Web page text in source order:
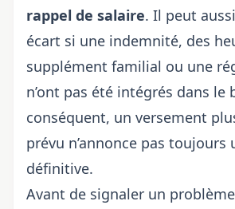
rappel de salaire. Il peut
écart si une indemnité, des
supplément familial ou une
n’ont pas été intégrés dans le
conséquent, un versement
prévu n’annonce pas toujours
définitive.
Avant de signaler un